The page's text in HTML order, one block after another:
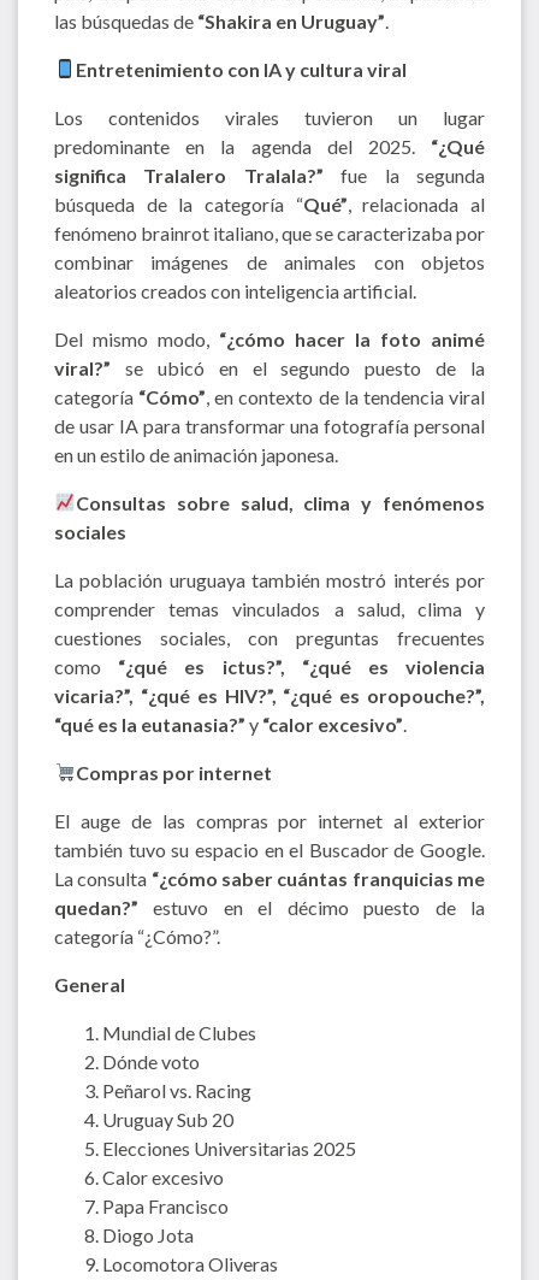
las búsquedas de “Shakira en Uruguay”.
Entretenimiento con IA y cultura viral
Los contenidos virales tuvieron un lugar
predominante en la agenda del 2025. “¿Qué
significa Tralalero Tralala?”fue la segunda
búsqueda de la categoría “Qué”, relacionada al
fenómeno brainrot italiano, que se caracterizaba por
combinar imágenes de animales con objetos
aleatorios creados con inteligencia artificial.
Del mismo modo, “¿cómo hacer la foto animé
viral?” se ubicó en el segundo puesto de la
categoría “Cómo”, en contexto de la tendencia viral
de usar IA para transformar una fotografía personal
en un estilo de animación japonesa.
Consultas sobre salud, clima y fenómenos
sociales
La población uruguaya también mostró interés por
comprender temas vinculados a salud, clima y
cuestiones sociales, con preguntas frecuentes
como “¿qué es ictus?”, “¿qué es violencia
vicaria?”, “¿qué es HIV?”, “¿qué es oropouche?”,
“qué es la eutanasia?” y “calor excesivo”.
Compras por internet
El auge de las compras por internet al exterior
también tuvo su espacio en el Buscador de Google.
La consulta “¿cómo saber cuántas franquicias me
quedan?” estuvo en el décimo puesto de la
categoría “¿Cómo?”.
General
Mundial de Clubes
Dónde voto
Peñarol vs. Racing
Uruguay Sub 20
Elecciones Universitarias 2025
Calor excesivo
Papa Francisco
Diogo Jota
Locomotora Oliveras